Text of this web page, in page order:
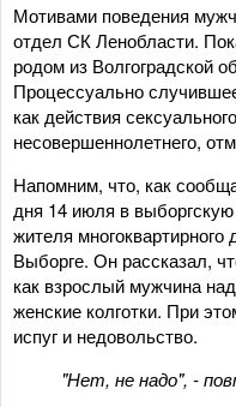
Мотивами поведения
отдел СК Ленобласти.
родом из Волгоградской
Процессуально
как действия
несовершеннолетнего,
Напомним, что, как
дня 14 июля в
жителя
Выборге. Он рассказал,
как взрослый мужчина
женские колготки. При
испуг и недовольство.
"Нет, не надо", -